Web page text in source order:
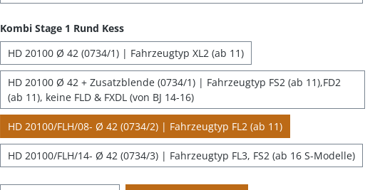
Kombi Stage 1 Rund Kess
HD 20100 Ø 42 (0734/1) | Fahrzeugtyp XL2 (ab 11)
HD 20100 Ø 42 + Zusatzblende (0734/1) | Fahrzeugtyp FS2 (ab 11),FD2
(ab 11), keine FLD & FXDL (von BJ 14-16)
HD 20100/FLH/08- Ø 42 (0734/2) | Fahrzeugtyp FL2 (ab 11)
HD 20100/FLH/14- Ø 42 (0734/3) | Fahrzeugtyp FL3, FS2 (ab 16 S-Modelle)